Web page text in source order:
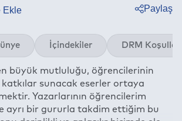
Paylaş
Twitter
Linkedin
Whatsapp
İçindekiler DRM Koşulları
büyük mutluluğu, öğrencilerinin
katkılar sunacak eserler ortaya
Yazarlarının öğrencilerim
ayrı bir gururla takdim ettiğim bu